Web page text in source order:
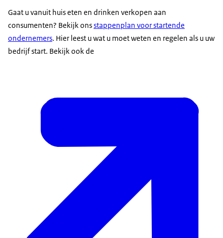
Gaat u vanuit huis eten en drinken verkopen aan
consumenten? Bekijk onsstappenplan voor startende
ondernemers. Hier leest u wat u moet weten en regelen als u uw
bedrijf start. Bekijk ook de